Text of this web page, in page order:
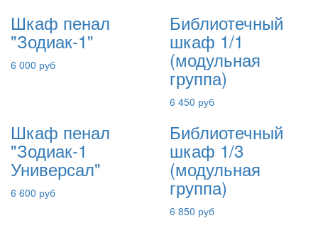
Шкаф пенал
"Зодиак-1"
6 000 руб
Библиотечный
шкаф 1/1
(модульная
группа)
6 450 руб
Шкаф пенал
"Зодиак-1
Универсал"
6 600 руб
Библиотечный
шкаф 1/3
(модульная
группа)
6 850 руб